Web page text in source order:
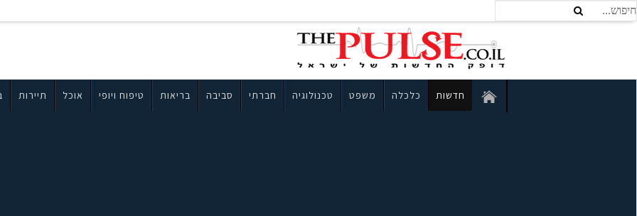
חדשות כלכלה משפט טכנולוגיה חברתי סביבה בריאות טיפוח ויופי אוכל תיירות